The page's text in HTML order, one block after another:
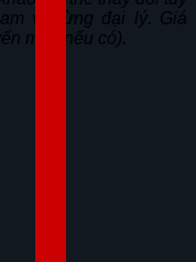
và từng đại lý. Giá
mãi (nếu có).